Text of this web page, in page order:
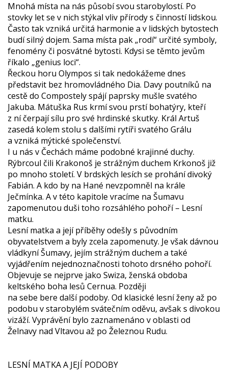
Mnohá místa na nás působí svou starobylostí. Po
stovky let se v nich stýkal vliv přírody s činností lidskou.
Často tak vzniká určitá harmonie a v lidských bytostech
budí silný dojem. Sama místa pak „rodí“ určité symboly,
fenomény či posvátné bytosti. Kdysi se těmto jevům
říkalo „genius loci“.
Řeckou horu Olympos si tak nedokážeme dnes
představit bez hromovládného Dia. Davy poutníků na
cestě do Compostely spájí paprsky mušle svatého
Jakuba. Mátuška Rus krmí svou prstí bohatýry, kteří
z ní čerpají sílu pro své hrdinské skutky. Král Artuš
zasedá kolem stolu s dalšími rytíři svatého Grálu
a vzniká mýtické společenství.
I u nás v Čechách máme podobné krajinné duchy.
Rýbrcoul čili Krakonoš je strážným duchem Krkonoš již
po mnoho století. V brdských lesích se prohání divoký
Fabián. A kdo by na Hané nevzpomněl na krále
Ječmínka. A v této kapitole vracíme na Šumavu
zapomenutou duši toho rozsáhlého pohoří – Lesní
matku.
Lesní matka a její příběhy odešly s původním
obyvatelstvem a byly zcela zapomenuty. Je však dávnou
vládkyní Šumavy, jejím strážným duchem a také
vyjádřením nejednoznačnosti tohoto drsného pohoří.
Objevuje se nejprve jako Swiza, ženská obdoba
keltského boha lesů Cernua. Později
na sebe bere další podoby. Od klasické lesní ženy až po
podobu v starobylém svátečním oděvu, avšak s divokou
vizáží. Vyprávění bylo zaznamenáno v oblasti od
Želnavy nad Vltavou až po Železnou Rudu.
LESNÍ MATKA A JEJÍ PODOBY